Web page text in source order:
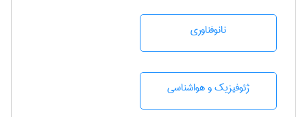
نانوفناوری
ژئوفيزيك و هواشناسی